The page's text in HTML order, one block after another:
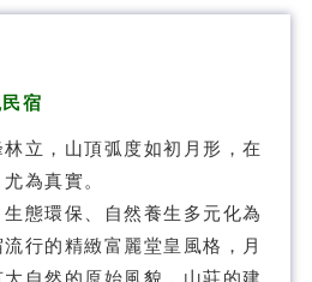
民宿
立，山頂弧度如初月形，在
為真實。
態環保、自然養生多元化為
行的精緻富麗堂皇風格，月
自然的原始風貌，山莊的建